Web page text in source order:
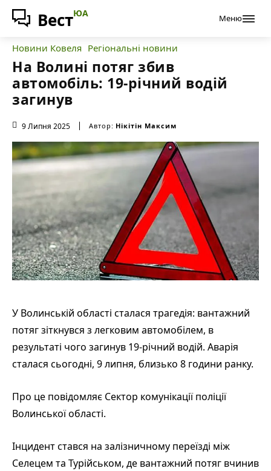
ВестЮА Меню
Новини Ковеля Регіональні новини
На Волині потяг збив
автомобіль: 19-річний водій
загинув
9 Липня 2025 Автор: Нікітін Максим
У Волинській області сталася трагедія: вантажний
потяг зіткнувся з легковим автомобілем, в
результаті чого загинув 19-річний водій. Аварія
сталася сьогодні, 9 липня, близько 8 години ранку.
Про це повідомляє Сектор комунікації поліції
Волинської області.
Інцидент стався на залізничному переїзді між
Селецем та Турійськом, де вантажний потяг вчинив